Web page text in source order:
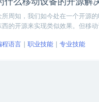
所周知，我们如今处在一个开源
西的开源来实现类似效果。但移
程语言
职业技能 专业技能